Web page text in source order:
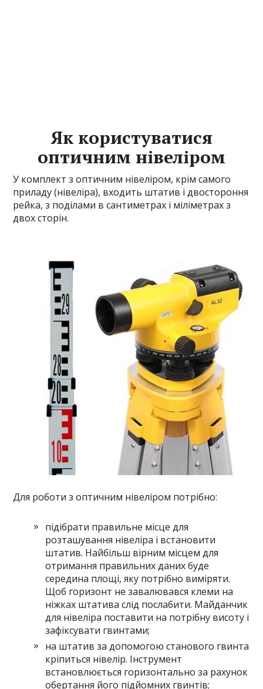
Як користуватися
оптичним нівеліром
У комплект з оптичним нівеліром, крім самого
приладу (нівеліра), входить штатив і двостороння
рейка, з поділами в сантиметрах і міліметрах з
двох сторін.
Для роботи з оптичним нівеліром потрібно:
підібрати правильне місце для
розташування нівеліра і встановити
штатив. Найбільш вірним місцем для
отримання правильних даних буде
середина площі, яку потрібно виміряти.
Щоб горизонт не завалювався клеми на
ніжках штатива слід послабити. Майданчик
для нівеліра поставити на потрібну висоту і
зафіксувати гвинтами;
на штатив за допомогою станового гвинта
кріпиться нівелір. Інструмент
встановлюється горизонтально за рахунок
обертання його підйомних гвинтів;